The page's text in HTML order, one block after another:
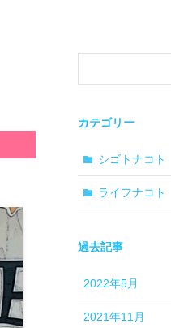
カテゴリー
シゴトナコト
ライフナコト
過去記事
2022年5月
2021年11月